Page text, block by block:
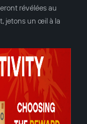
révélées au
jetons un œil à la